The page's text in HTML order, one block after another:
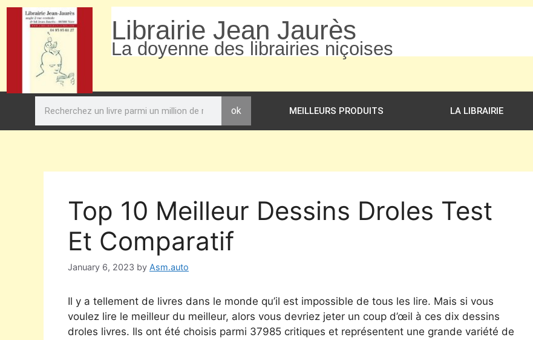
Librairie Jean Jaurès
La doyenne des librairies niçoises
ok MEILLEURS PRODUITS LA LIBRAIRIE
Top 10 Meilleur Dessins Droles Test
Et Comparatif
January 6, 2023 by Asm.auto
Il y a tellement de livres dans le monde qu’il est impossible de tous les lire. Mais si vous
voulez lire le meilleur du meilleur, alors vous devriez jeter un coup d’œil à ces dix dessins
droles livres. Ils ont été choisis parmi 37985 critiques et représentent une grande variété de